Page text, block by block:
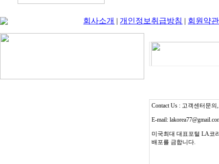
회사소개 |개인정보취급방침 | 회원약관
Contact Us : 고객센터문의
E-mail:
미국최대 대표포털 LA코
배포를 금합니다.